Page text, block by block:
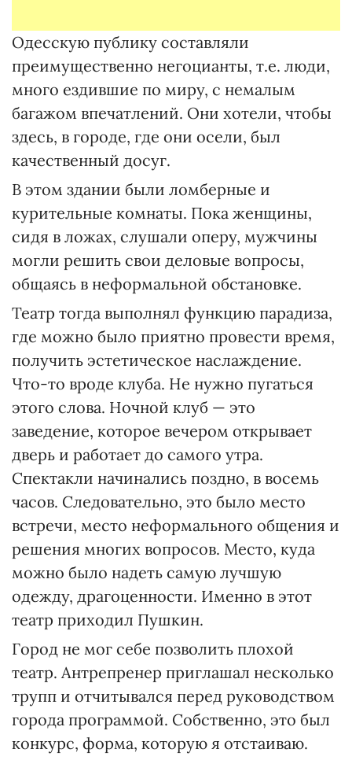
Одесскую публику составляли
преимущественно негоцианты, т.е. люди,
много ездившие по миру, с немалым
багажом впечатлений. Они хотели, чтобы
здесь, в городе, где они осели, был
качественный досуг.
В этом здании были ломберные и
курительные комнаты. Пока женщины,
сидя в ложах, слушали оперу, мужчины
могли решить свои деловые вопросы,
общаясь в неформальной обстановке.
Театр тогда выполнял функцию парадиза,
где можно было приятно провести время,
получить эстетическое наслаждение.
Что-то вроде клуба. Не нужно пугаться
этого слова. Ночной клуб — это
заведение, которое вечером открывает
дверь и работает до самого утра.
Спектакли начинались поздно, в восемь
часов. Следовательно, это было место
встречи, место неформального общения и
решения многих вопросов. Место, куда
можно было надеть самую лучшую
одежду, драгоценности. Именно в этот
театр приходил Пушкин.
Город не мог себе позволить плохой
театр. Антрепренер приглашал несколько
трупп и отчитывался перед руководством
города программой. Собственно, это был
конкурс, форма, которую я отстаиваю.